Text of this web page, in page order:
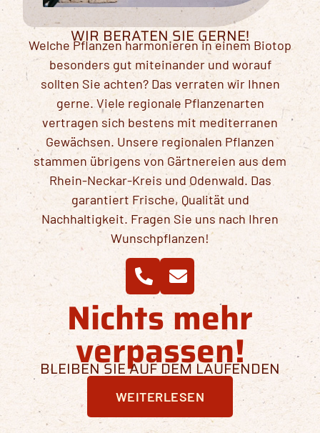
WIR BERATEN SIE GERNE!
Welche Pflanzen harmonieren in einem Biotop
besonders gut miteinander und worauf
sollten Sie achten? Das verraten wir Ihnen
gerne. Viele regionale Pflanzenarten
vertragen sich bestens mit mediterranen
Gewächsen. Unsere regionalen Pflanzen
stammen übrigens von Gärtnereien aus dem
Rhein-Neckar-Kreis und Odenwald. Das
garantiert Frische, Qualität und
Nachhaltigkeit. Fragen Sie uns nach Ihren
Wunschpflanzen!
Nichts mehr
verpassen!
BLEIBEN SIE AUF DEM LAUFENDEN
WEITERLESEN